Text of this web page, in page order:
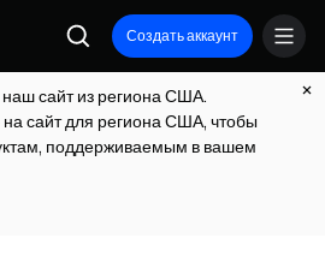
Создать аккаунт
сайт из региона США.
сайт для региона США, чтобы
поддерживаемым в вашем